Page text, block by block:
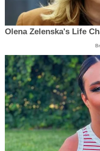
Olena Zelenska's Life